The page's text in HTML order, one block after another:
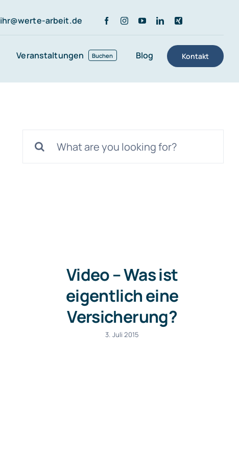
ihr@werte-arbeit.de
Veranstaltungen Buchen Blog Kontakt
nach:
Video – Was ist
eigentlich eine
Versicherung?
3. Juli 2015